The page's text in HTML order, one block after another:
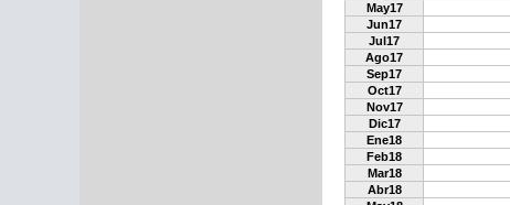
May17
Jun17
Jul17
Ago17
Sep17
Oct17
Nov17
Dic17
Ene18
Feb18
Mar18
Abr18